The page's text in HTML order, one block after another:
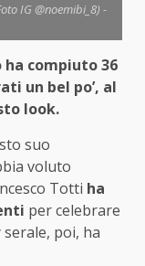
IG @noemibi_8) -
ha compiuto 36
un bel po’, al
look.
suo
voluto
Totti ha
per celebrare
poi, ha